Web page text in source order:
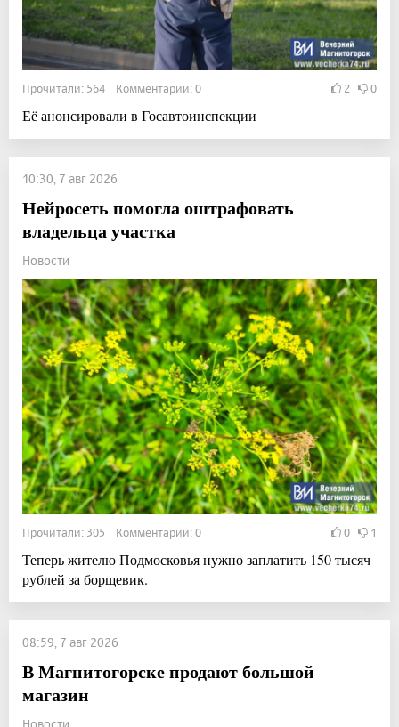
Прочитали: 564 Комментарии: 0 2 0
Её анонсировали в Госавтоинспекции
10:30, 7 авг 2026
Нейросеть помогла оштрафовать
владельца участка
Новости
Прочитали: 305 Комментарии: 0 0 1
Теперь жителю Подмосковья нужно заплатить 150 тысяч
рублей за борщевик.
08:59, 7 авг 2026
В Магнитогорске продают большой
магазин
Новости